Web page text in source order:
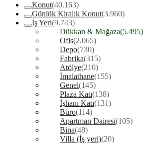
Konut(40.163)
Günlük Kiralık Konut(3.960)
İş Yeri(9.743)
Dükkan & Mağaza(5.495)
Ofis(2.065)
Depo(730)
Fabrika(315)
Atölye(210)
İmalathane(155)
Genel(145)
Plaza Katı(138)
İşhanı Katı(131)
Büro(114)
Apartman Dairesi(105)
Bina(48)
Villa (İş yeri)(20)